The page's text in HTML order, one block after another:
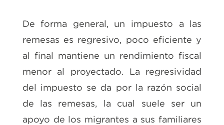
De forma general, un impuesto a las
remesas es regresivo, poco eficiente y
al final mantiene un rendimiento fiscal
menor al proyectado. La regresividad
del impuesto se da por la razón social
de las remesas, la cual suele ser un
apoyo de los migrantes a sus familiares